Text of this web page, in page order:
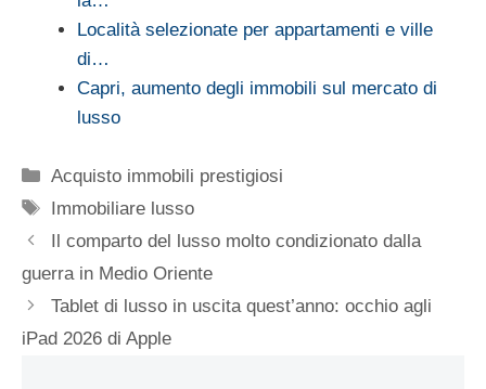
Località selezionate per appartamenti e ville
di…
Capri, aumento degli immobili sul mercato di
lusso
Categorie
Acquisto immobili prestigiosi
Tag
Immobiliare lusso
Il comparto del lusso molto condizionato dalla
guerra in Medio Oriente
Tablet di lusso in uscita quest’anno: occhio agli
iPad 2026 di Apple